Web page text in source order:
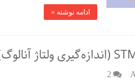
ادامه نوشته »
2